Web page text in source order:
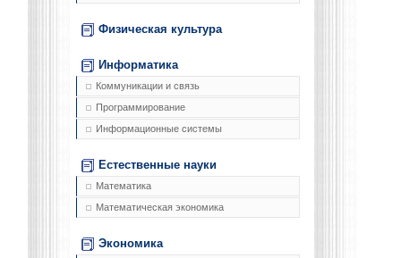
Физическая культура
Информатика
Коммуникации и связь
Программирование
Информационные системы
Естественные науки
Математика
Математическая экономика
Экономика